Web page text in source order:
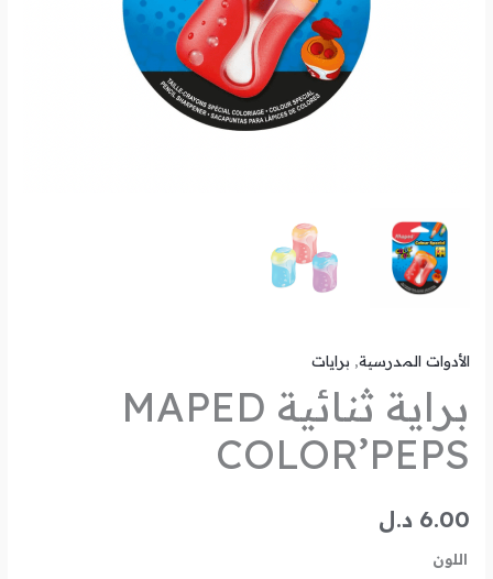
الأدوات المدرسية, برايات
براية ثنائية MAPED
COLOR’PEPS
6.00 د.ل
اللون